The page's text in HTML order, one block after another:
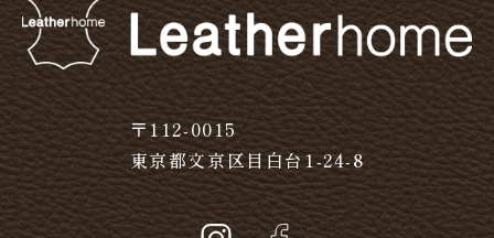
〒112-0015
東京都文京区目白台1-24-8